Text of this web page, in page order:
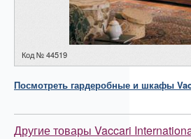
Код № 44519
Посмотреть гардеробные и шкафы
Другие товары Vaccari